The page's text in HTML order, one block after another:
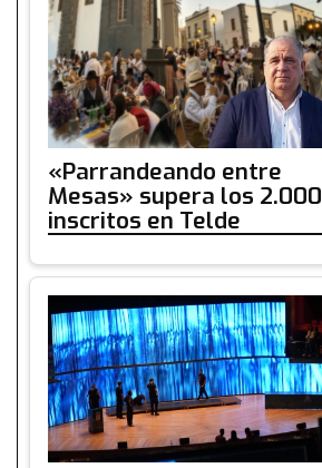
«Parrandeando entre
Mesas» supera los 2.000
inscritos en Telde